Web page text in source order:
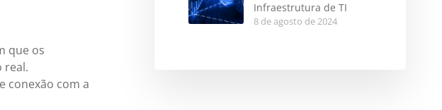
que os
real.
conexão com a
Infraestrutura de TI
8 de agosto de 2024